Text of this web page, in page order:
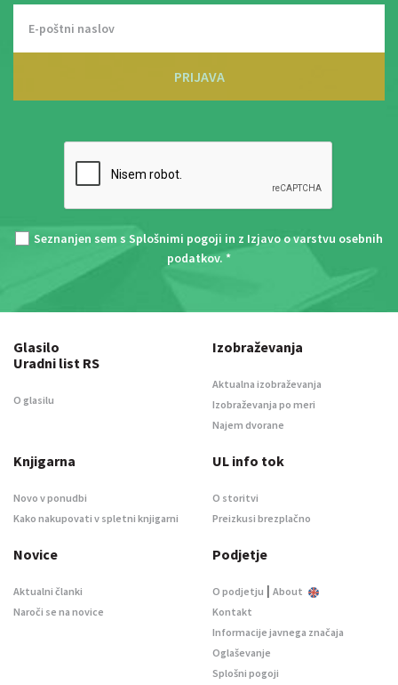
PRIJAVA
Seznanjen sem s Splošnimi pogoji in z Izjavo o varstvu osebnih
podatkov. *
Glasilo
Uradni list RS
O glasilu
Izobraževanja
Aktualna izobraževanja
Izobraževanja po meri
Najem dvorane
Knjigarna
Novo v ponudbi
Kako nakupovati v spletni knjigarni
UL info tok
O storitvi
Preizkusi brezplačno
Novice
Aktualni članki
Naroči se na novice
Podjetje
O podjetju | About
Kontakt
Informacije javnega značaja
Oglaševanje
Splošni pogoji